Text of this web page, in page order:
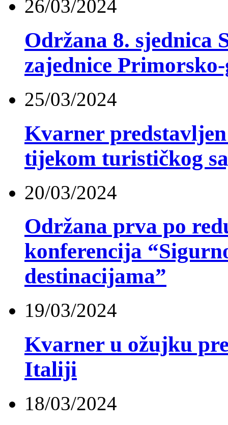
26/03/2024
Održana 8. sjednica
zajednice
25/03/2024
Kvarner
tijekom turističkog
20/03/2024
Održana prva po
konferencija
destinacijama”
19/03/2024
Kvarner u ožujku
Italiji
18/03/2024